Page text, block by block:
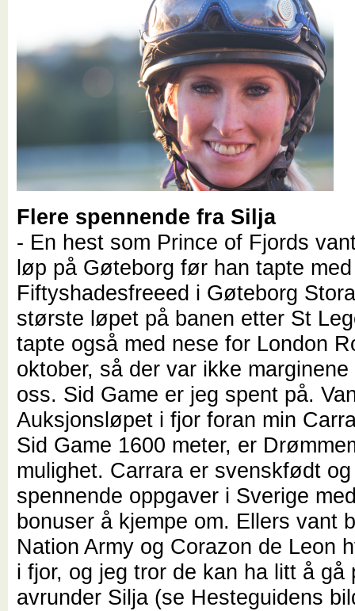
Flere spennende fra Silja
- En hest som Prince of Fjords
løp på Gøteborg før han tapte
Fiftyshadesfreeed i Gøteborg
største løpet på banen etter St
tapte også med nese for London
oktober, så der var ikke
oss. Sid Game er jeg spent på.
Auksjonsløpet i fjor foran min
Sid Game 1600 meter, er
mulighet. Carrara er svenskfødt
spennende oppgaver i Sverige
bonuser å kjempe om. Ellers vant
Nation Army og Corazon de Leon
i fjor, og jeg tror de kan ha litt å gå
avrunder Silja (se Hesteguidens